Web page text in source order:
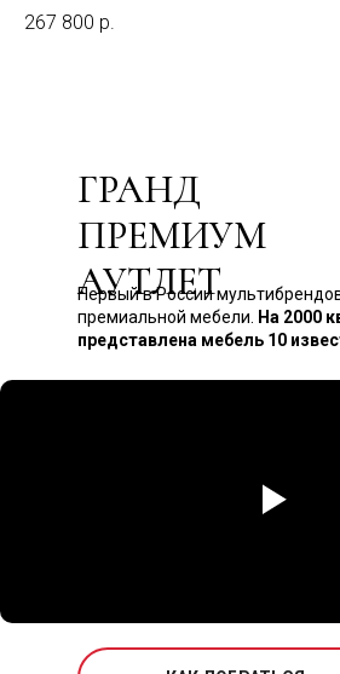
267 800 р.
ГРАНД
ПРЕМИУМ
АУТЛЕТ
Первый в России
премиальной мебели. На 2000
представлена мебель 10